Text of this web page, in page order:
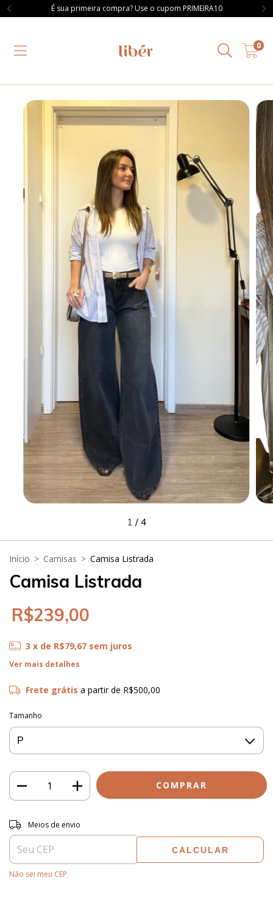
É sua primeira compra? Use o cupom PRIMEIRA10
0
1 / 4
Início > Camisas > Camisa Listrada
Camisa Listrada
R$239,00
3 x de R$79,67 sem juros
Ver mais detalhes
Frete grátis a partir de R$500,00
Tamanho
Entregas para o CEP:
Meios de envio
CALCULAR
Não sei meu CEP